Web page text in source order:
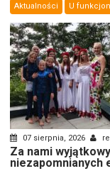
Aktualności U
07 sierpnia, 2026
Za nami
niezapomnianych